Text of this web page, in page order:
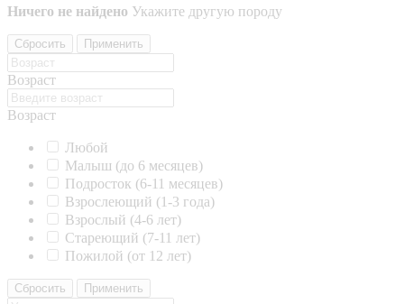
Ничего не найдено Укажите другую породу
Сбросить Применить
Возраст
Возраст
Любой
Малыш (до 6 месяцев)
Подросток (6-11 месяцев)
Взрослеющий (1-3 года)
Взрослый (4-6 лет)
Стареющий (7-11 лет)
Пожилой (от 12 лет)
Сбросить Применить